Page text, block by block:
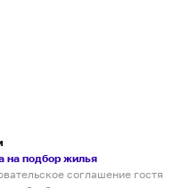
на подбор жилья
соглашение гостя